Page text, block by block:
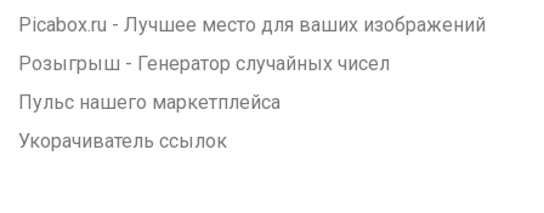
Picabox.ru - Лучшее место для ваших изображений
Розыгрыш - Генератор случайных чисел
Пульс нашего маркетплейса
Укорачиватель ссылок